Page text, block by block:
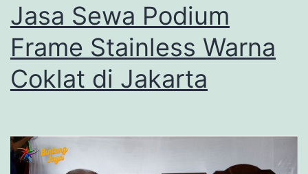
Jasa Sewa Podium
Frame Stainless Warna
Coklat di Jakarta